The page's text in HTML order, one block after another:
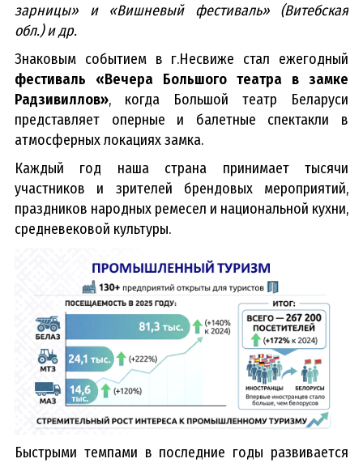
зарницы» и «Вишневый фестиваль» (Витебская
обл.) и др.
Знаковым событием в г.Несвиже стал ежегодный
фестиваль «Вечера Большого театра в замке
Радзивиллов», когда Большой театр Беларуси
представляет оперные и балетные спектакли в
атмосферных локациях замка.
Каждый год наша страна принимает тысячи
участников и зрителей брендовых мероприятий,
праздников народных ремесел и национальной кухни,
средневековой культуры.
Быстрыми темпами в последние годы развивается